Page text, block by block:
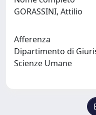
GORASSINI, Attilio
Afferenza
Dipartimento di
Scienze Umane